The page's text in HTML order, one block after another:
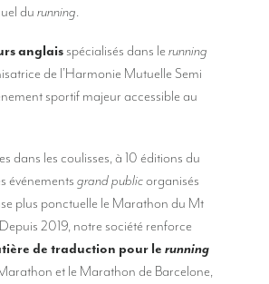
durunning.
anglaisspécialisés dans lerunning
de l’Harmonie Mutuelle Semi
sportif majeur accessible au
dans les coulisses, à 10 éditions du
événementsgrand publicorganisés
plus ponctuelle le Marathon du Mt
2019, notre société renforce
de traduction pour lerunning
et le Marathon de Barcelone,